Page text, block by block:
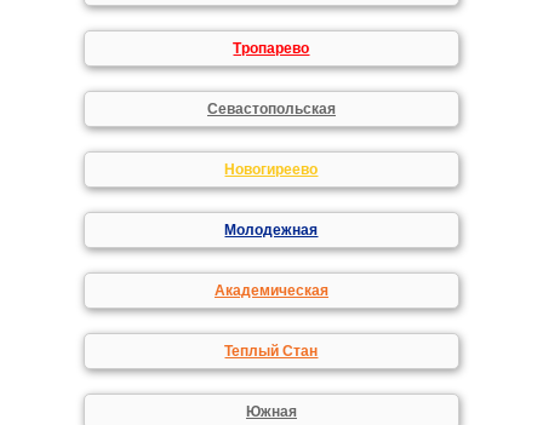
Тропарево
Севастопольская
Новогиреево
Молодежная
Академическая
Теплый Стан
Южная